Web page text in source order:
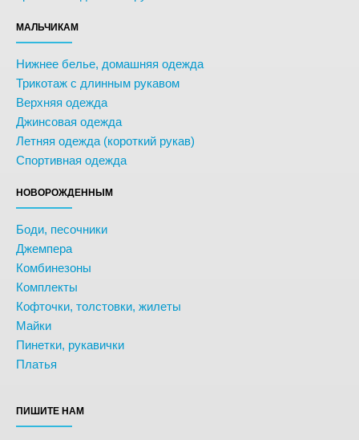
МАЛЬЧИКАМ
Нижнее белье, домашняя одежда
Трикотаж с длинным рукавом
Верхняя одежда
Джинсовая одежда
Летняя одежда (короткий рукав)
Спортивная одежда
НОВОРОЖДЕННЫМ
Боди, песочники
Джемпера
Комбинезоны
Комплекты
Кофточки, толстовки, жилеты
Майки
Пинетки, рукавички
Платья
ПИШИТЕ НАМ